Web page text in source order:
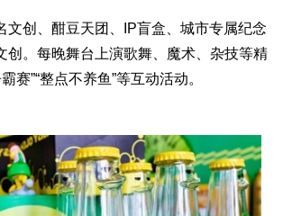
创、酣豆天团、IP盲盒、城市专属纪念
创。每晚舞台上演歌舞、魔术、杂技等精
赛”“整点不养鱼”等互动活动。